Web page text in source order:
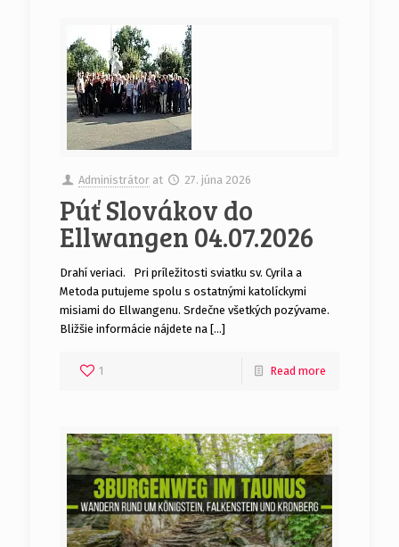
Administrátor at 27. júna 2026
Púť Slovákov do
Ellwangen 04.07.2026
Drahí veriaci. Pri príležitosti sviatku sv. Cyrila a
Metoda putujeme spolu s ostatnými katolíckymi
misiami do Ellwangenu. Srdečne všetkých pozývame.
Bližšie informácie nájdete na […]
1 Read more